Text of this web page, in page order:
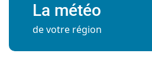
La météo
de votre région